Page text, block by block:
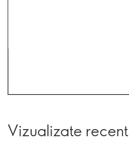
Vizualizate recent